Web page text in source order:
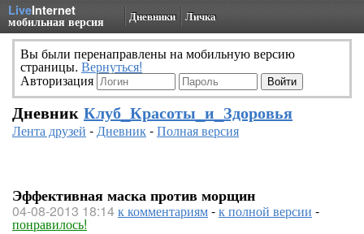
LiveInternet
мобильная версия Дневники Личка
Вы были перенаправлены на мобильную версию
страницы. Вернуться!
Авторизация
Дневник Клуб_Красоты_и_Здоровья
Лента друзей -Дневник-Полная версия
Эффективная маска против морщин
04-08-2013 18:14к комментариям-к полной версии -
понравилось!